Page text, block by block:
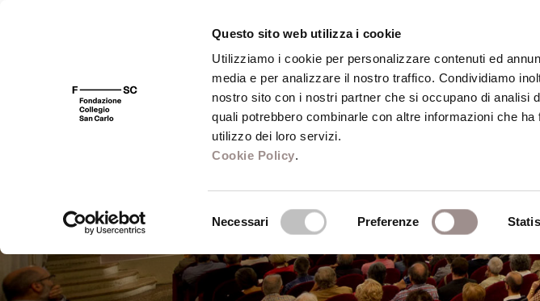
Questo sito web utilizza i cookie
Utilizziamo i cookie per personalizzare contenuti ed
media e per analizzare il nostro traffico. Condividiamo
nostro sito con i nostri partner che si occupano di analisi
quali potrebbero combinarle con altre informazioni che
utilizzo dei loro servizi.
Cookie Policy.
Necessari Preferenze
FSC 400 Fondazione Biblioteca Centro